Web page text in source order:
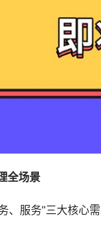
全场景
、服务”三大核心